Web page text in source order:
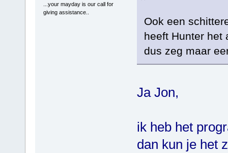
...your mayday is our call for
giving assistance..
Ook een
heeft Hunter het
dus zeg maar
Ja Jon,
ik heb het
dan kun je het